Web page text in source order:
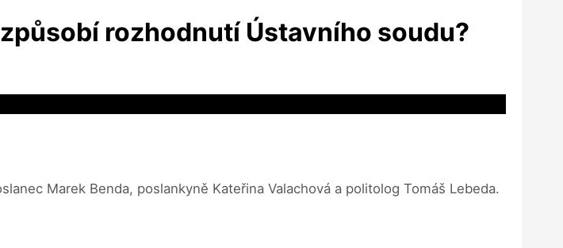
rozhodnutí Ústavního soudu?
Marek Benda, poslankyně Kateřina Valachová a politolog Tomáš Lebeda.